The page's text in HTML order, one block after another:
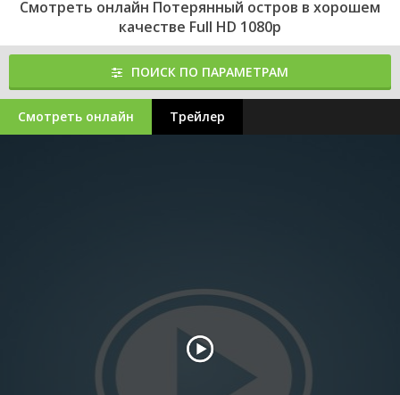
Смотреть онлайн Потерянный остров в хорошем
качестве Full HD 1080p
ПОИСК ПО ПАРАМЕТРАМ
Смотреть онлайн Трейлер